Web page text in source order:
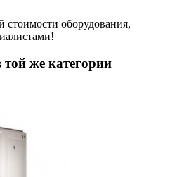
стоимости оборудования,
же категории